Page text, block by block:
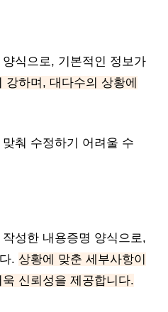
식으로, 기본적인 정보가
강하며, 대다수의 상황에
춰 수정하기 어려울 수
성한 내용증명 양식으로,
. 상황에 맞춘 세부사항이
신뢰성을 제공합니다.